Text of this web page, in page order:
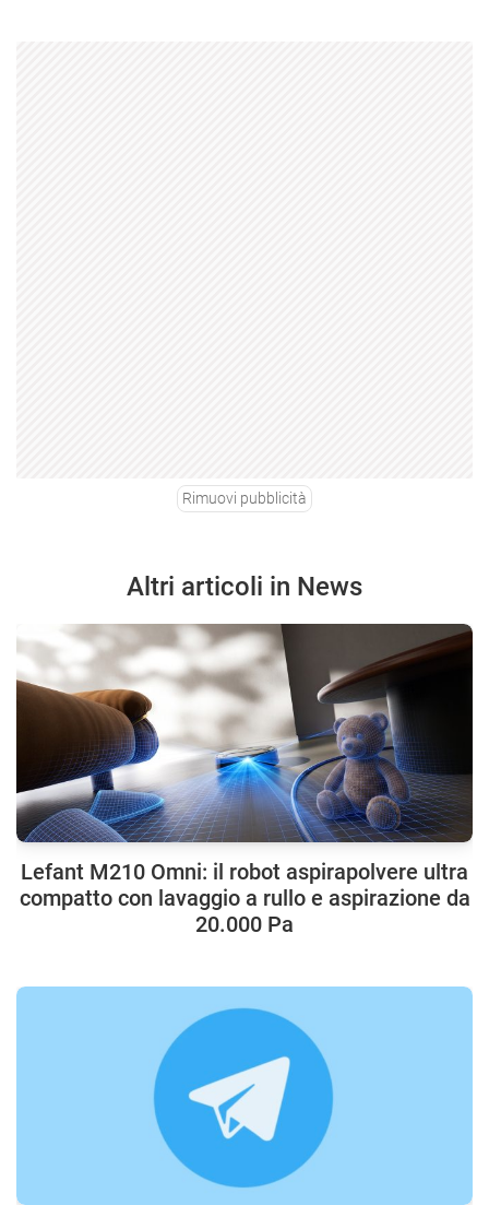
Rimuovi pubblicità
Altri articoli in News
Lefant M210 Omni: il robot aspirapolvere ultra
compatto con lavaggio a rullo e aspirazione da
20.000 Pa